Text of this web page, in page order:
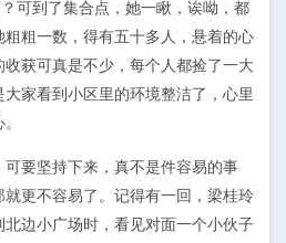
可到了集合点，她一瞅，诶呦，都
粗一数，得有五十多人，悬着的心
获可真是不少，每个人都捡了一大
家看到小区里的环境整洁了，心里
要坚持下来，真不是件容易的事
更不容易了。记得有一回，梁桂玲
边小广场时，看见对面一个小伙子